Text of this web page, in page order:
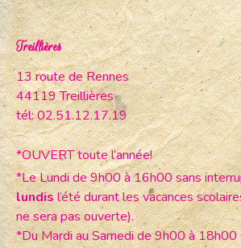
Treillières
13 route de Rennes
44119 Treillières
tél: 02.51.12.17.19
*OUVERT toute l’année!
*Le Lundi de 9h00 à 16h00 sans
lundisl’été durant les vacances
ne sera pas ouverte).
*Du Mardi au Samedi de 9h00 à 18h00